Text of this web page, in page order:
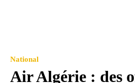
National
Air Algérie : des